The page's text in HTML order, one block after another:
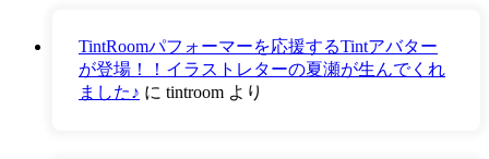
TintRoomパフォーマーを応援するTintアバター
が登場！！イラストレターの夏瀬が生んでくれ
ました♪ に tintroom より